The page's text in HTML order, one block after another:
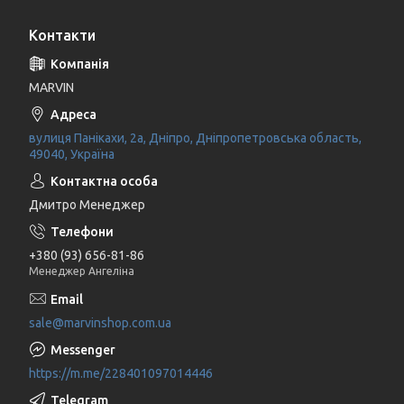
Контакти
MARVIN
вулиця Панікахи, 2а, Дніпро, Дніпропетровська область,
49040, Україна
Дмитро Менеджер
+380 (93) 656-81-86
Менеджер Ангеліна
sale@marvinshop.com.ua
https://m.me/228401097014446